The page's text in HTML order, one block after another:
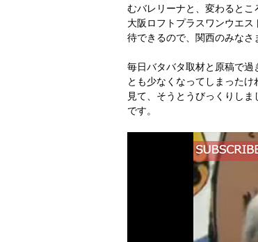
むバレリーナと、変わると
大阪ロフトプラスワンウエ
待できるので、関西のみなさ
毎日バタバタ取材と原稿で
とも少なくなってしまった
見て、そうとうびっくりし
です。